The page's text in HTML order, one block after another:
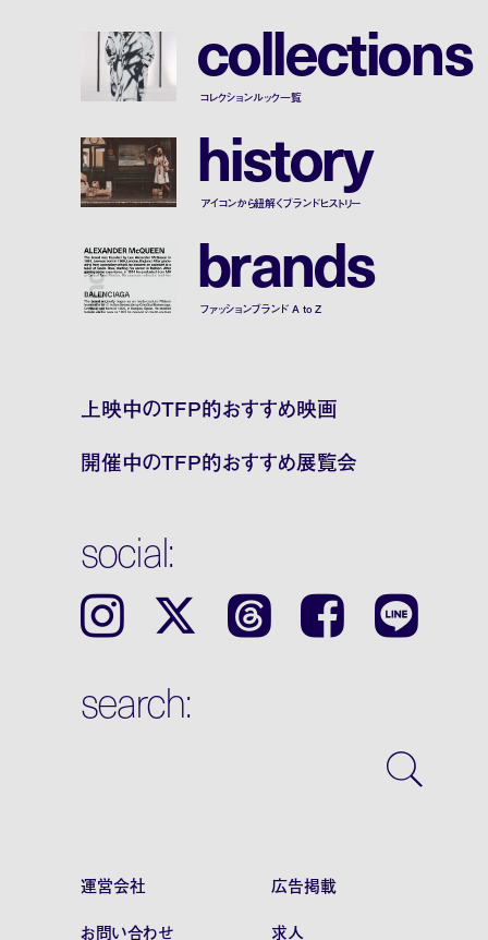
collections
コレクションルック一覧
history
アイコンから紐解くブランドヒストリー
brands
ファッションブランド A to Z
上映中のTFP的おすすめ映画
開催中のTFP的おすすめ展覧会
social:
Instagram 𝕏 Threads Facebook LINE
search:
運営会社
広告掲載
お問い合わせ
求人